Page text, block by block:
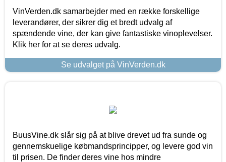
VinVerden.dk samarbejder med en række forskellige
leverandører, der sikrer dig et bredt udvalg af
spændende vine, der kan give fantastiske vinoplevelser.
Klik her for at se deres udvalg.
Se udvalget på VinVerden.dk
BuusVine.dk slår sig på at blive drevet ud fra sunde og
gennemskuelige købmandsprincipper, og levere god vin
til prisen. De finder deres vine hos mindre